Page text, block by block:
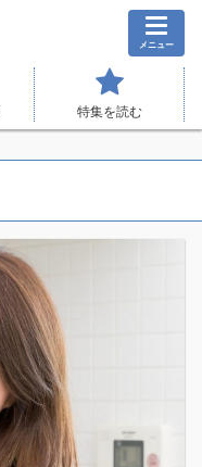
メニュー
特集を読む